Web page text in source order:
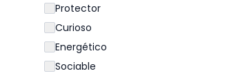
Protector
Curioso
Energético
Sociable